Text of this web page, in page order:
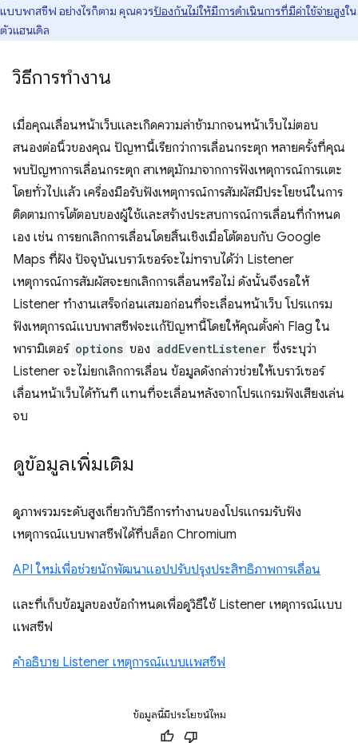
แบบพาสซีฟ อย่างไรก็ตาม คุณควรป้องกันไม่ให้มีการดำเนินการที่มีค่าใช้จ่ายสูงใน
ตัวแฮนเดิล
วิธีการทำงาน
เมื่อคุณเลื่อนหน้าเว็บและเกิดความล่าช้ามากจนหน้าเว็บไม่ตอบ
สนองต่อนิ้วของคุณ ปัญหานี้เรียกว่าการเลื่อนกระตุก หลายครั้งที่คุณ
พบปัญหาการเลื่อนกระตุก สาเหตุมักมาจากการฟังเหตุการณ์การแตะ
โดยทั่วไปแล้ว เครื่องมือรับฟังเหตุการณ์การสัมผัสมีประโยชน์ในการ
ติดตามการโต้ตอบของผู้ใช้และสร้างประสบการณ์การเลื่อนที่กำหนด
เอง เช่น การยกเลิกการเลื่อนโดยสิ้นเชิงเมื่อโต้ตอบกับ Google
Maps ที่ฝัง ปัจจุบันเบราว์เซอร์จะไม่ทราบได้ว่า Listener
เหตุการณ์การสัมผัสจะยกเลิกการเลื่อนหรือไม่ ดังนั้นจึงรอให้
Listener ทำงานเสร็จก่อนเสมอก่อนที่จะเลื่อนหน้าเว็บ โปรแกรม
ฟังเหตุการณ์แบบพาสซีฟจะแก้ปัญหานี้โดยให้คุณตั้งค่า Flag ใน
พารามิเตอร์ options ของ addEventListener ซึ่งระบุว่า
Listener จะไม่ยกเลิกการเลื่อน ข้อมูลดังกล่าวช่วยให้เบราว์เซอร์
เลื่อนหน้าเว็บได้ทันที แทนที่จะเลื่อนหลังจากโปรแกรมฟังเสียงเล่น
จบ
ดูข้อมูลเพิ่มเติม
ดูภาพรวมระดับสูงเกี่ยวกับวิธีการทํางานของโปรแกรมรับฟัง
เหตุการณ์แบบพาสซีฟได้ที่บล็อก Chromium
API ใหม่เพื่อช่วยนักพัฒนาแอปปรับปรุงประสิทธิภาพการเลื่อน
และที่เก็บข้อมูลของข้อกําหนดเพื่อดูวิธีใช้ Listener เหตุการณ์แบบ
แพสซีฟ
คําอธิบาย Listener เหตุการณ์แบบแพสซีฟ
ข้อมูลนี้มีประโยชน์ไหม